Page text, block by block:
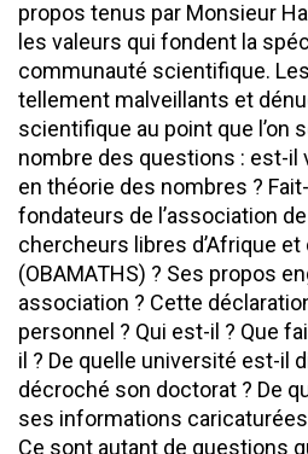
propos tenus par Monsieur
les valeurs qui fondent la
communauté scientifique.
tellement malveillants et
scientifique au point que l’on
nombre des questions : est-il
en théorie des nombres ?
fondateurs de l’association
chercheurs libres d’Afrique et
(OBAMATHS) ? Ses propos
association ? Cette
personnel ? Qui est-il ? Que
il ? De quelle université est-il
décroché son doctorat ? De
ses informations
Ce sont autant de questions